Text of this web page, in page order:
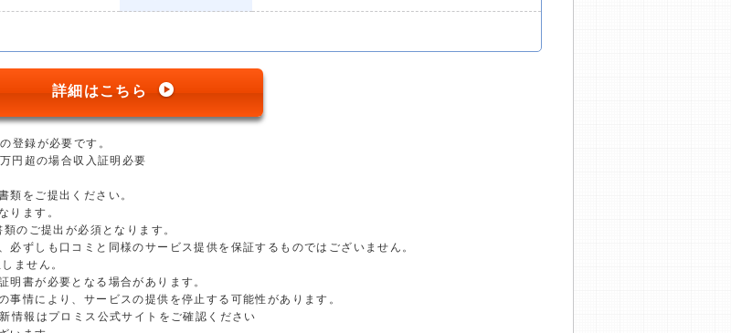
詳細はこちら
登録が必要です。
円超の場合収入証明必要
類をご提出ください。
ります。
のご提出が必須となります。
ずしも口コミと同様のサービス提供を保証するものではございません。
ません。
書が必要となる場合があります。
情により、サービスの提供を停止する可能性があります。
情報はプロミス公式サイトをご確認ください